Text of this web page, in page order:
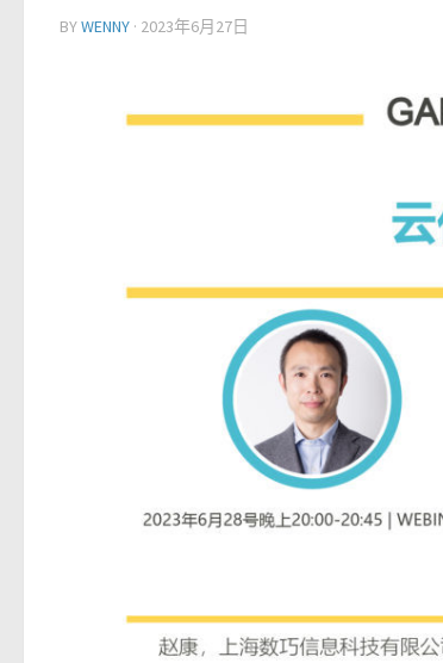
BYWENNY · 2023年6月27日